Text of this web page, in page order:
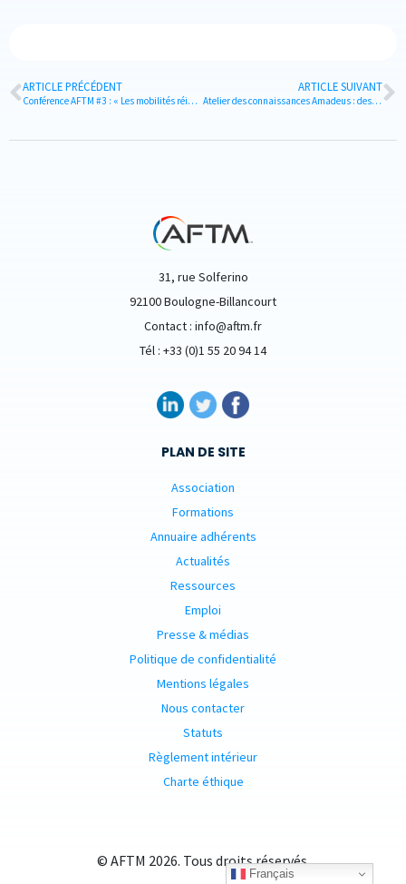
ARTICLE PRÉCÉDENT
Conférence AFTM #3 : « Les mobilités réinventées ! »
ARTICLE SUIVANT
Atelier des connaissances Amadeus : des outils derrière le voyage
31, rue Solferino
92100 Boulogne-Billancourt
Contact : info@aftm.fr
Tél : +33 (0)1 55 20 94 14
PLAN DE SITE
Association
Formations
Annuaire adhérents
Actualités
Ressources
Emploi
Presse & médias
Politique de confidentialité
Mentions légales
Nous contacter
Statuts
Règlement intérieur
Charte éthique
© AFTM 2026. Tous droits réservés.
Français